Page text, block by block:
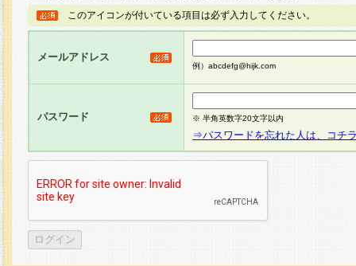
このアイコンが付いている項目は必ず入力してください。
メールアドレス
例）abcdefg@hijk.com
パスワード ※ 半角英数字20文字以内
⇒パスワードを忘れた人は、コチ